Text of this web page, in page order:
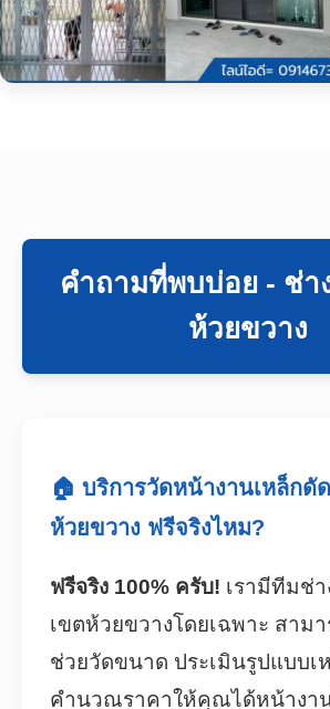
คำถามที่พบบ่อย - ช่า
ห้วยขวาง
🏠 บริการวัดหน้างานเหล็กดั
ห้วยขวาง ฟรีจริงไหม?
ฟรีจริง 100% ครับ! เรามีทีมช่
เขตห้วยขวางโดยเฉพาะ สามา
ช่วยวัดขนาด ประเมินรูปแบบเ
คำนวณราคาให้คุณได้หน้างา